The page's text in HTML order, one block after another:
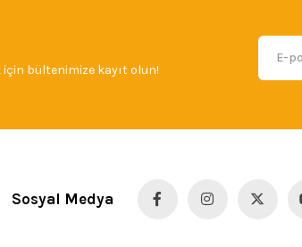
bültenimize kayıt olun!
Sosyal Medya